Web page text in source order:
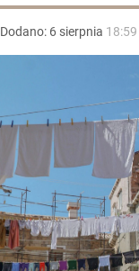
Dodano: 6 sierpnia 18:59